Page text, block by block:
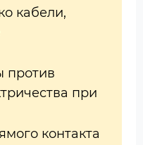
кабели,
против
при
контакта